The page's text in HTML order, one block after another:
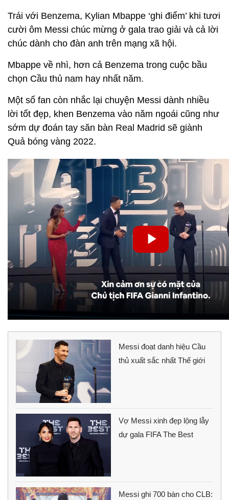
Trái với Benzema, Kylian Mbappe ‘ghi điểm’ khi tươi
cười ôm Messi chúc mừng ở gala trao giải và cả lời
chúc dành cho đàn anh trên mạng xã hội.
Mbappe về nhì, hơn cả Benzema trong cuộc bầu
chọn Cầu thủ nam hay nhất năm.
Một số fan còn nhắc lại chuyện Messi dành nhiều
lời tốt đẹp, khen Benzema vào năm ngoái cũng như
sớm dự đoán tay săn bàn Real Madrid sẽ giành
Quả bóng vàng 2022.
Messi đoạt danh hiệu Cầu
thủ xuất sắc nhất Thế giới
Vợ Messi xinh đẹp lộng lẫy
dự gala FIFA The Best
Messi ghi 700 bàn cho CLB: